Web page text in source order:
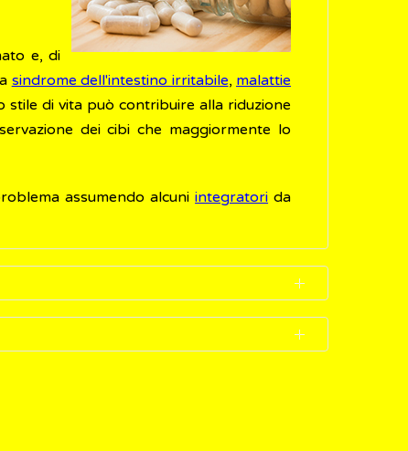
e, di
sindrome dell'intestino irritabile, malattie
di vita può contribuire alla riduzione
dei cibi che maggiormente lo
assumendo alcuniintegratori da